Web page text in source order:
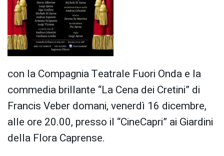
con la Compagnia Teatrale Fuori Onda e la
commedia brillante “La Cena dei Cretini” di
Francis Veber domani, venerdì 16 dicembre,
alle ore 20.00, presso il “CineCapri” ai Giardini
della Flora Caprense.